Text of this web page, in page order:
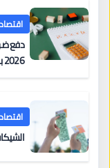
اقتصاد
دفع
2026 بلجيكا
اقتصاد